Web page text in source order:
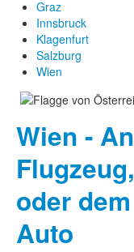
Graz
Innsbruck
Klagenfurt
Salzburg
Wien
Wien -
oder
Auto